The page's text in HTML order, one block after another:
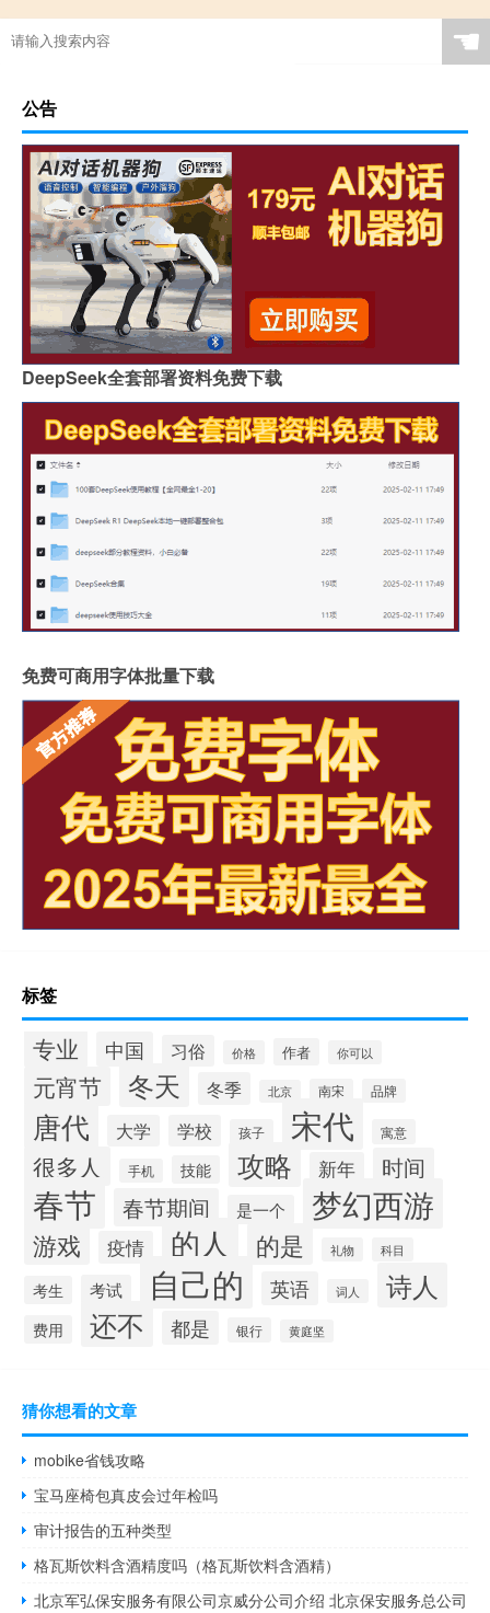
☚
公告
DeepSeek全套部署资料免费下载
免费可商用字体批量下载
标签
专业 中国 习俗 价格 作者 你可以
元宵节 冬天 冬季 北京 南宋 品牌
唐代 大学 学校 孩子 宋代 寓意
很多人 手机 技能 攻略 新年 时间
春节 春节期间 是一个 梦幻西游
游戏 疫情 的人 的是 礼物 科目
考生 考试 自己的 英语 词人 诗人
费用 还不 都是 银行 黄庭坚
猜你想看的文章
mobike省钱攻略
宝马座椅包真皮会过年检吗
审计报告的五种类型
格瓦斯饮料含酒精度吗（格瓦斯饮料含酒精）
北京军弘保安服务有限公司京威分公司介绍 北京保安服务总公司